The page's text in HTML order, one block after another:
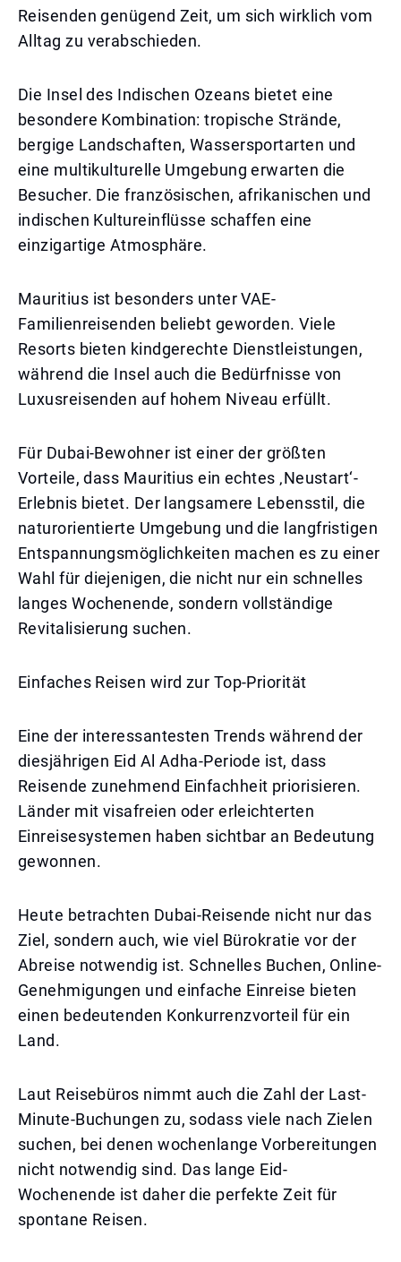
Reisenden genügend Zeit, um sich wirklich vom
Alltag zu verabschieden.
Die Insel des Indischen Ozeans bietet eine
besondere Kombination: tropische Strände,
bergige Landschaften, Wassersportarten und
eine multikulturelle Umgebung erwarten die
Besucher. Die französischen, afrikanischen und
indischen Kultureinflüsse schaffen eine
einzigartige Atmosphäre.
Mauritius ist besonders unter VAE-
Familienreisenden beliebt geworden. Viele
Resorts bieten kindgerechte Dienstleistungen,
während die Insel auch die Bedürfnisse von
Luxusreisenden auf hohem Niveau erfüllt.
Für Dubai-Bewohner ist einer der größten
Vorteile, dass Mauritius ein echtes ‚Neustart‘-
Erlebnis bietet. Der langsamere Lebensstil, die
naturorientierte Umgebung und die langfristigen
Entspannungsmöglichkeiten machen es zu einer
Wahl für diejenigen, die nicht nur ein schnelles
langes Wochenende, sondern vollständige
Revitalisierung suchen.
Einfaches Reisen wird zur Top-Priorität
Eine der interessantesten Trends während der
diesjährigen Eid Al Adha-Periode ist, dass
Reisende zunehmend Einfachheit priorisieren.
Länder mit visafreien oder erleichterten
Einreisesystemen haben sichtbar an Bedeutung
gewonnen.
Heute betrachten Dubai-Reisende nicht nur das
Ziel, sondern auch, wie viel Bürokratie vor der
Abreise notwendig ist. Schnelles Buchen, Online-
Genehmigungen und einfache Einreise bieten
einen bedeutenden Konkurrenzvorteil für ein
Land.
Laut Reisebüros nimmt auch die Zahl der Last-
Minute-Buchungen zu, sodass viele nach Zielen
suchen, bei denen wochenlange Vorbereitungen
nicht notwendig sind. Das lange Eid-
Wochenende ist daher die perfekte Zeit für
spontane Reisen.